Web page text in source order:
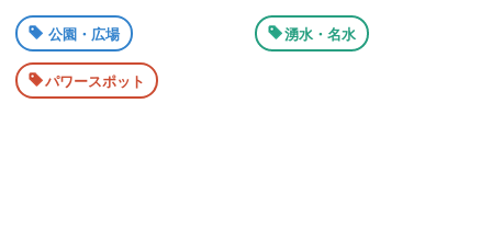
公園・広場 湧水・名水
パワースポット